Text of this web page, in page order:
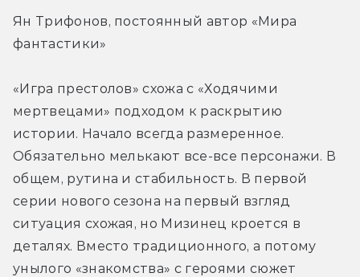
Ян Трифонов, постоянный автор «Мира
фантастики»
«Игра престолов» схожа с «Ходячими
мертвецами» подходом к раскрытию
истории. Начало всегда размеренное.
Обязательно мелькают все-все персонажи. В
общем, рутина и стабильность. В первой
серии нового сезона на первый взгляд
ситуация схожая, но Мизинец кроется в
деталях. Вместо традиционного, а потому
унылого «знакомства» с героями сюжет